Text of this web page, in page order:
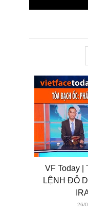
VF Today |
LỆNH ĐỎ
26/